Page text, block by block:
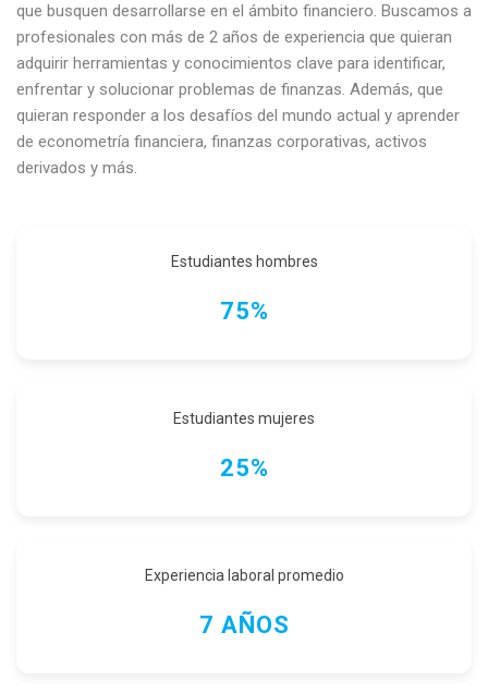
que busquen desarrollarse en el ámbito financiero. Buscamos a
profesionales con más de 2 años de experiencia que quieran
adquirir herramientas y conocimientos clave para identificar,
enfrentar y solucionar problemas de finanzas. Además, que
quieran responder a los desafíos del mundo actual y aprender
de econometría financiera, finanzas corporativas, activos
derivados y más.
Estudiantes hombres
75%
Estudiantes mujeres
25%
Experiencia laboral promedio
7 AÑOS